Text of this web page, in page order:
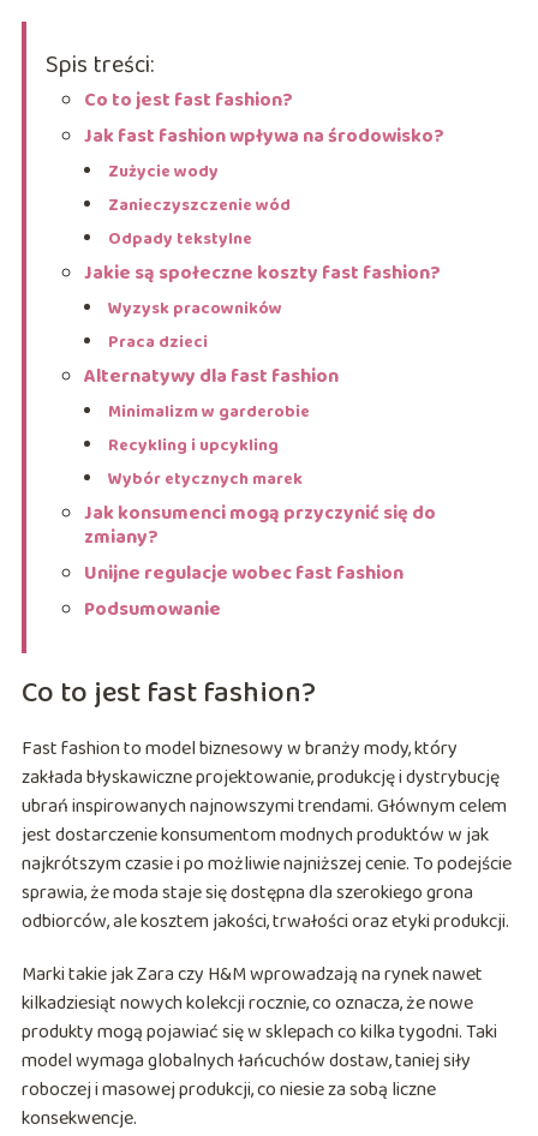
Spis treści:
Co to jest fast fashion?
Jak fast fashion wpływa na środowisko?
Zużycie wody
Zanieczyszczenie wód
Odpady tekstylne
Jakie są społeczne koszty fast fashion?
Wyzysk pracowników
Praca dzieci
Alternatywy dla fast fashion
Minimalizm w garderobie
Recykling i upcykling
Wybór etycznych marek
Jak konsumenci mogą przyczynić się do
zmiany?
Unijne regulacje wobec fast fashion
Podsumowanie
Co to jest fast fashion?
Fast fashion to model biznesowy w branży mody, który
zakłada błyskawiczne projektowanie, produkcję i dystrybucję
ubrań inspirowanych najnowszymi trendami. Głównym celem
jest dostarczenie konsumentom modnych produktów w jak
najkrótszym czasie i po możliwie najniższej cenie. To podejście
sprawia, że moda staje się dostępna dla szerokiego grona
odbiorców, ale kosztem jakości, trwałości oraz etyki produkcji.
Marki takie jak Zara czy H&M wprowadzają na rynek nawet
kilkadziesiąt nowych kolekcji rocznie, co oznacza, że nowe
produkty mogą pojawiać się w sklepach co kilka tygodni. Taki
model wymaga globalnych łańcuchów dostaw, taniej siły
roboczej i masowej produkcji, co niesie za sobą liczne
konsekwencje.